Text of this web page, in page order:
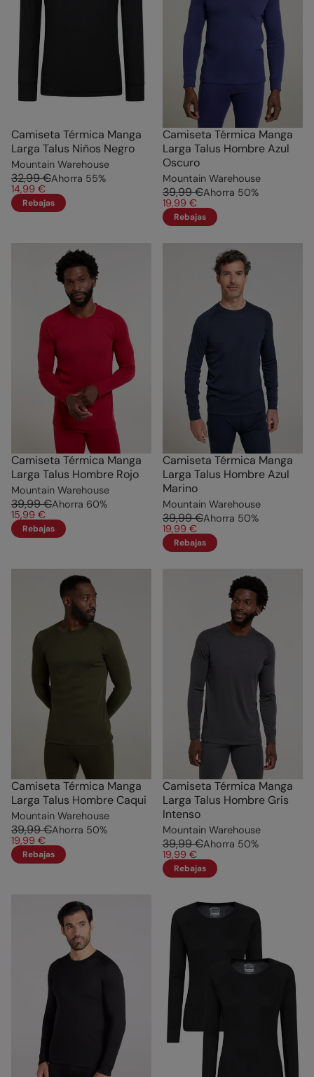
Camiseta Térmica Manga
Larga Talus Niños Negro
Mountain Warehouse
32,99 €Ahorra 55%
14,99 €
Rebajas
Camiseta Térmica Manga
Larga Talus Hombre Azul
Oscuro
Mountain Warehouse
39,99 €Ahorra 50%
19,99 €
Rebajas
Camiseta Térmica Manga
Larga Talus Hombre Rojo
Mountain Warehouse
39,99 €Ahorra 60%
15,99 €
Rebajas
Camiseta Térmica Manga
Larga Talus Hombre Azul
Marino
Mountain Warehouse
39,99 €Ahorra 50%
19,99 €
Rebajas
Camiseta Térmica Manga
Larga Talus Hombre Caqui
Mountain Warehouse
39,99 €Ahorra 50%
19,99 €
Rebajas
Camiseta Térmica Manga
Larga Talus Hombre Gris
Intenso
Mountain Warehouse
39,99 €Ahorra 50%
19,99 €
Rebajas